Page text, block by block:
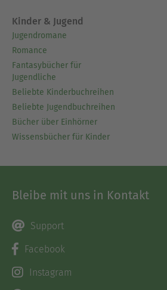
Kinder & Jugend
Jugendromane
Romance
Fantasybücher für
Jugendliche
Beliebte Kinderbuchreihen
Beliebte Jugendbuchreihen
Bücher über Einhörner
Wissensbücher für Kinder
Bleibe mit uns in Kontakt
Support
Facebook
Instagram